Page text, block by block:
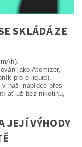
SKLÁDÁ ZE
jako Atomizér,
pro e-liquid).
naši nabídce přes
ať už bez nikotinu,
JEJÍ VÝHODY